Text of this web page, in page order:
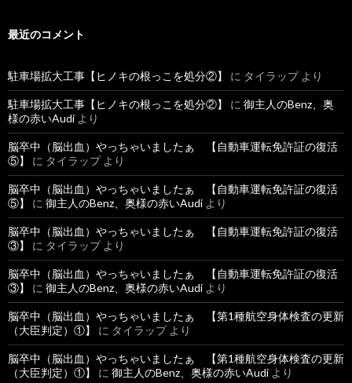
最近のコメント
駐車場拡大工事【ヒノキの根っこを処分②】 に タイラップより
駐車場拡大工事【ヒノキの根っこを処分②】 に 御主人のBenz、奥
様の赤いAudi より
脳卒中（脳出血）やっちゃいましたぁ 【自動車運転免許証の復活
⑤】
に タイラップより
脳卒中（脳出血）やっちゃいましたぁ 【自動車運転免許証の復活
⑤】
に 御主人のBenz、奥様の赤いAudi より
脳卒中（脳出血）やっちゃいましたぁ 【自動車運転免許証の復活
③】
に タイラップより
脳卒中（脳出血）やっちゃいましたぁ 【自動車運転免許証の復活
③】
に 御主人のBenz、奥様の赤いAudi より
脳卒中（脳出血）やっちゃいましたぁ 【第1種航空身体検査の更新
（大臣判定）①】
に タイラップより
脳卒中（脳出血）やっちゃいましたぁ 【第1種航空身体検査の更新
（大臣判定）①】
に 御主人のBenz、奥様の赤いAudi より